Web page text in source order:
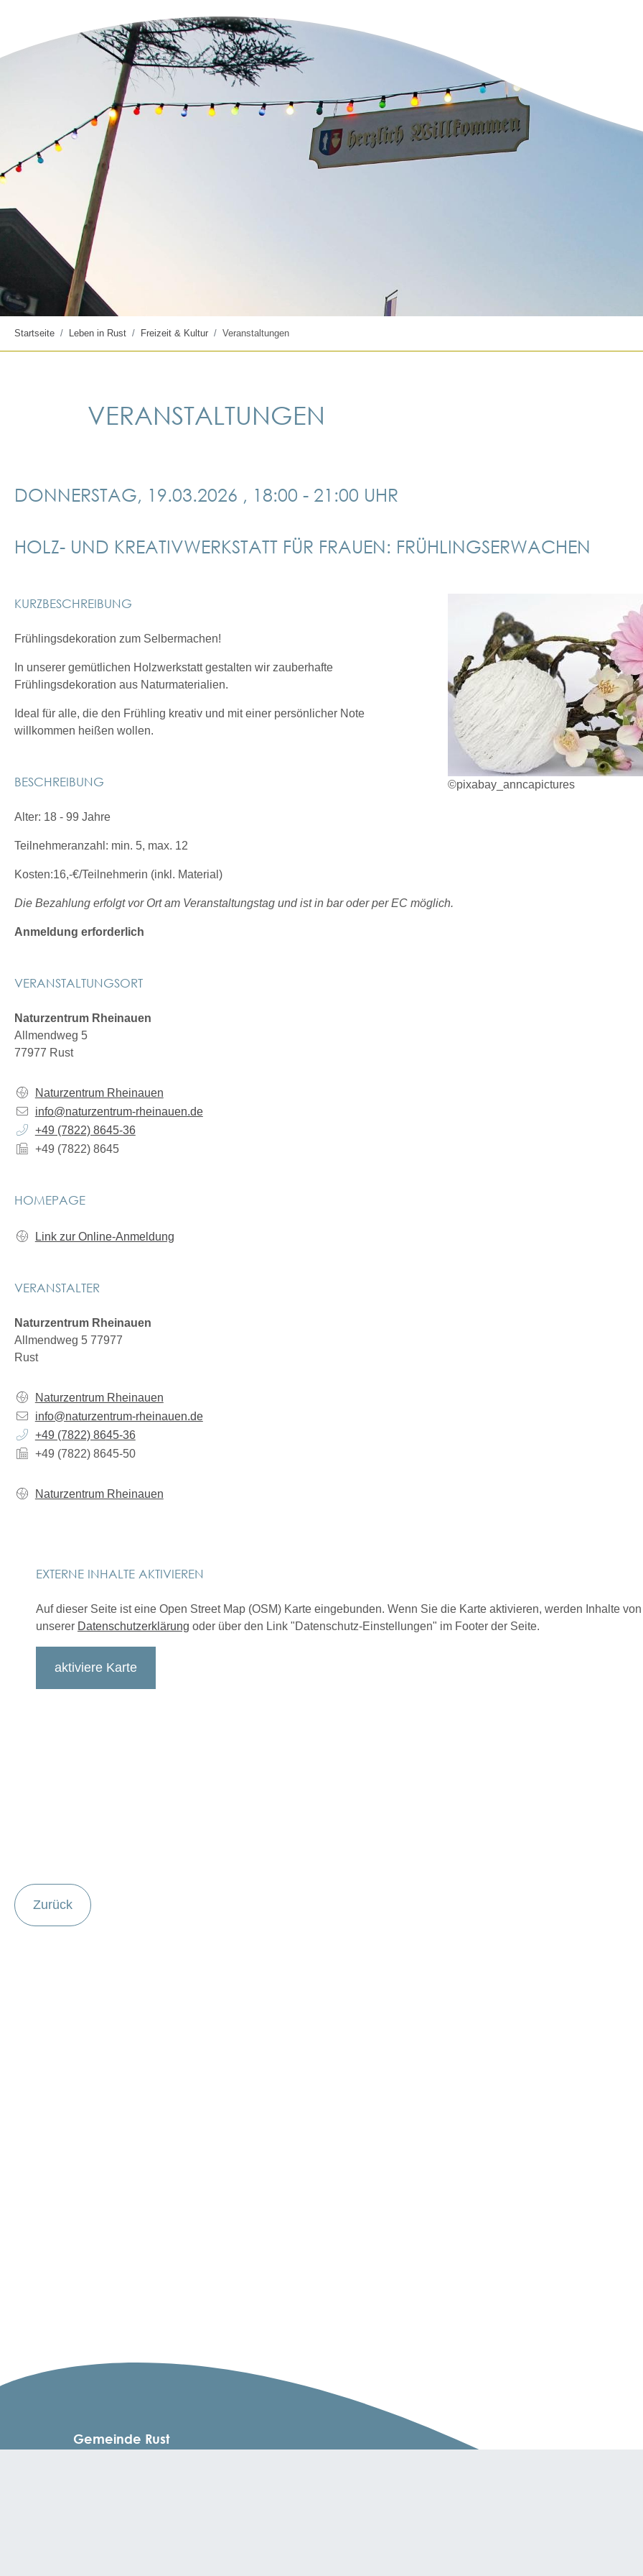
Startseite Leben in Rust Freizeit & Kultur Veranstaltungen
VERANSTALTUNGEN
DONNERSTAG, 19.03.2026 , 18:00 - 21:00 UHR
HOLZ- UND KREATIVWERKSTATT FÜR FRAUEN: FRÜHLINGSERWACHEN
©pixabay_anncapictures
KURZBESCHREIBUNG
Frühlingsdekoration zum Selbermachen!
In unserer gemütlichen Holzwerkstatt gestalten wir zauberhafte
Frühlingsdekoration aus Naturmaterialien.
Ideal für alle, die den Frühling kreativ und mit einer persönlicher Note
willkommen heißen wollen.
BESCHREIBUNG
Alter: 18 - 99 Jahre
Teilnehmeranzahl: min. 5, max. 12
Kosten:16,-€/Teilnehmerin (inkl. Material)
Die Bezahlung erfolgt vor Ort am Veranstaltungstag und ist in bar oder per EC möglich.
Anmeldung erforderlich
VERANSTALTUNGSORT
Naturzentrum Rheinauen
Allmendweg 5
77977 Rust
Naturzentrum Rheinauen
info@naturzentrum-rheinauen.de
+49 (7822) 8645-36
+49 (7822) 8645
HOMEPAGE
Link zur Online-Anmeldung
VERANSTALTER
Naturzentrum Rheinauen
Allmendweg 5 77977
Rust
Naturzentrum Rheinauen
info@naturzentrum-rheinauen.de
+49 (7822) 8645-36
+49 (7822) 8645-50
Naturzentrum Rheinauen
EXTERNE INHALTE AKTIVIEREN
Auf dieser Seite ist eine Open Street Map (OSM) Karte eingebunden. Wenn Sie die Karte aktivieren, werden Inhalte
unserer Datenschutzerklärung oder über den Link "Datenschutz-Einstellungen" im Footer der Seite.
aktiviere Karte
Zurück
Gemeinde Rust